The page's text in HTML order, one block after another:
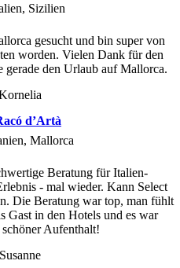
Sizilien
gesucht und bin super von
worden. Vielen Dank für den
gerade den Urlaub auf Mallorca.
d’Artà
Mallorca
Beratung für Italien-
- mal wieder. Kann Select
Die Beratung war top, man fühlt
Gast in den Hotels und es war
Aufenthalt!
Susanne